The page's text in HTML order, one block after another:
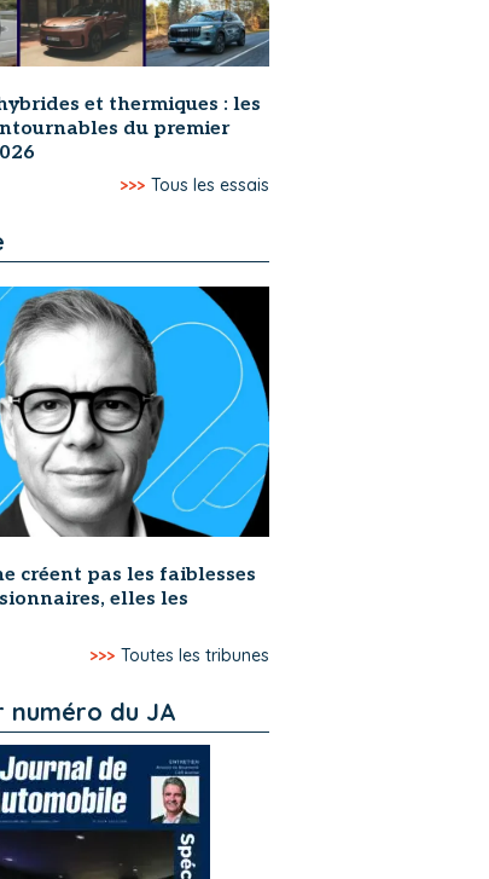
et thermiques : les
du premier
>>> Tous les essais
créent pas les faiblesses
elles les
>>> Toutes les tribunes
numéro du JA